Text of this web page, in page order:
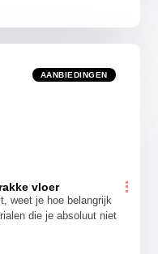
AANBIEDINGEN
vloer
weet je hoe belangrijk
die je absoluut niet